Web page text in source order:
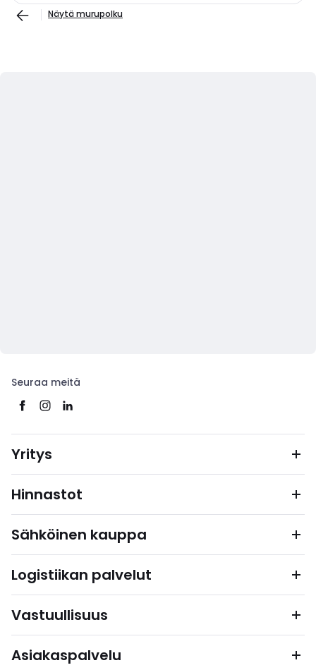
Näytä murupolku
Seuraa meitä
Yritys
Hinnastot
Sähköinen kauppa
Logistiikan palvelut
Vastuullisuus
Asiakaspalvelu